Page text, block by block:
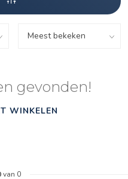
gevonden!
WINKELEN
van 0